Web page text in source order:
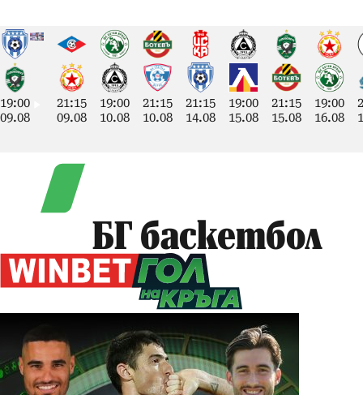
19:00
09.08
21:15
09.08
19:00
10.08
21:15
10.08
21:15
14.08
19:00
15.08
21:15
15.08
19:00
16.08
БГ баскетбол